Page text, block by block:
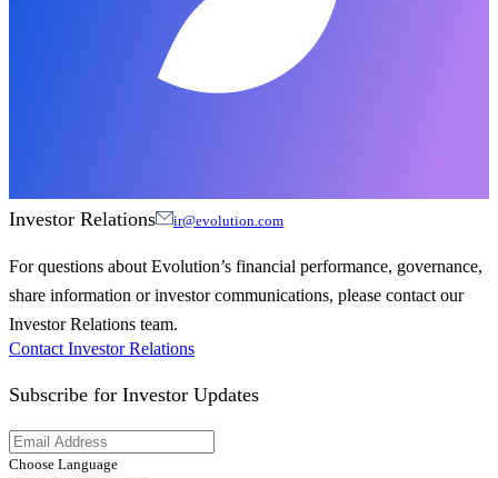
Investor Relations ir@evolution.com
For questions about Evolution’s financial performance, governance,
share information or investor communications, please contact our
Investor Relations team.
Contact Investor Relations
Subscribe for Investor Updates
Choose Language